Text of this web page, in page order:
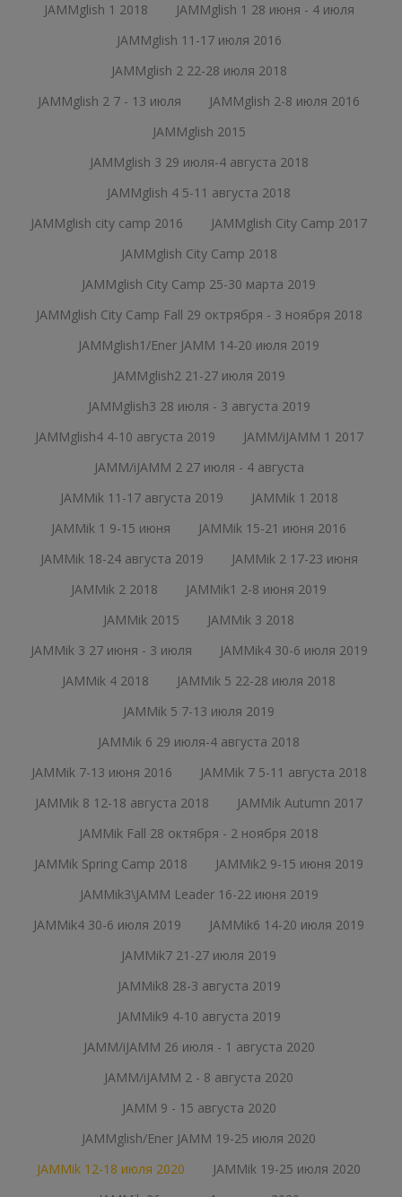
JAMMglish 1 2018
JAMMglish 1 28 июня - 4 июля
JAMMglish 11-17 июля 2016
JAMMglish 2 22-28 июля 2018
JAMMglish 2 7 - 13 июля
JAMMglish 2-8 июля 2016
JAMMglish 2015
JAMMglish 3 29 июля-4 августа 2018
JAMMglish 4 5-11 августа 2018
JAMMglish city camp 2016
JAMMglish City Camp 2017
JAMMglish City Camp 2018
JAMMglish City Camp 25-30 марта 2019
JAMMglish City Camp Fall 29 октрября - 3 ноября 2018
JAMMglish1/Ener JAMM 14-20 июля 2019
JAMMglish2 21-27 июля 2019
JAMMglish3 28 июля - 3 августа 2019
JAMMglish4 4-10 августа 2019
JAMM/iJAMM 1 2017
JAMM/iJAMM 2 27 июля - 4 августа
JAMMik 11-17 августа 2019
JAMMik 1 2018
JAMMik 1 9-15 июня
JAMMik 15-21 июня 2016
JAMMik 18-24 августа 2019
JAMMik 2 17-23 июня
JAMMik 2 2018
JAMMik1 2-8 июня 2019
JAMMik 2015
JAMMik 3 2018
JAMMik 3 27 июня - 3 июля
JAMMik4 30-6 июля 2019
JAMMik 4 2018
JAMMik 5 22-28 июля 2018
JAMMik 5 7-13 июля 2019
JAMMik 6 29 июля-4 августа 2018
JAMMik 7-13 июня 2016
JAMMik 7 5-11 августа 2018
JAMMik 8 12-18 августа 2018
JAMMik Autumn 2017
JAMMik Fall 28 октября - 2 ноября 2018
JAMMik Spring Camp 2018
JAMMik2 9-15 июня 2019
JAMMik3\JAMM Leader 16-22 июня 2019
JAMMik4 30-6 июля 2019
JAMMik6 14-20 июля 2019
JAMMik7 21-27 июля 2019
JAMMik8 28-3 августа 2019
JAMMik9 4-10 августа 2019
JAMM/iJAMM 26 июля - 1 августа 2020
JAMM/iJAMM 2 - 8 августа 2020
JAMM 9 - 15 августа 2020
JAMMglish/Ener JAMM 19-25 июля 2020
JAMMik 12-18 июля 2020
JAMMik 19-25 июля 2020